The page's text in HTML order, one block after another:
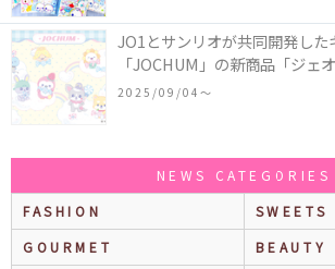
JO1とサンリオが共同開発した
「JOCHUM」の新商品「ジェ
ザインシリーズ」が発売！一
2025/09/04〜
NEWS CATEGORIES
FASHION
SWEETS
GOURMET
BEAUTY